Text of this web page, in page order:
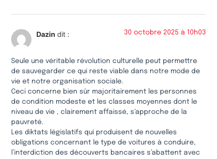
Dazin dit : 30 octobre 2025 à 10h03
Seule une véritable révolution culturelle peut permettre
de sauvegarder ce qui reste viable dans notre mode de
vie et notre organisation sociale.
Ceci concerne bien sûr majoritairement les personnes
de condition modeste et les classes moyennes dont le
niveau de vie , clairement affaissé, s’approche de la
pauvreté.
Les diktats législatifs qui produisent de nouvelles
obligations concernant le type de voitures à conduire,
l’interdiction des découverts bancaires s’abattent avec